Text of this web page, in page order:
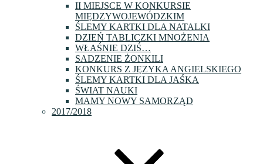
II MIEJSCE W KONKURSIE
MIĘDZYWOJEWÓDZKIM
ŚLEMY KARTKI DLA NATALKI
DZIEŃ TABLICZKI MNOŻENIA
WŁAŚNIE DZIŚ…
SADZENIE ŻONKILI
KONKURS Z JĘZYKA ANGIELSKIEGO
ŚLEMY KARTKI DLA JAŚKA
ŚWIAT NAUKI
MAMY NOWY SAMORZĄD
2017/2018